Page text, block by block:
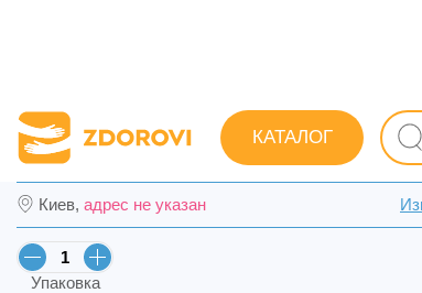
КАТАЛОГ
Поиск лекарств Лекарства
Сермион табл. п/о 30 мг №30 (15х2)
Киев, адрес не указан
Упаковка